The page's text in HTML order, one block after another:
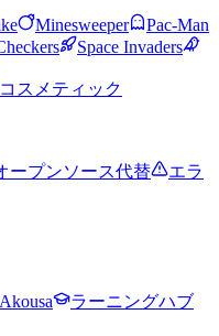
Minesweeper
Pac-Man
Space Invaders
コスメティック
ープンソース代替
エラ
Akousa
ラーニングハブ